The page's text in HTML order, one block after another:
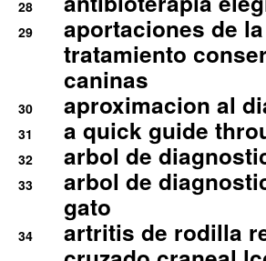
28
29
aportaciones de
tratamiento
caninas
30 aproximacion al
31 a quick guide
32 arbol de
33
arbol de
gato
34
artritis de rodilla